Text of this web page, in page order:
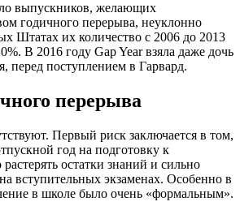
выпускников, желающих
годичного перерыва, неуклонно
Штатах их количество с 2006 до 2013
В 2016 году Gap Year взяла даже дочь
перед поступлением в Гарвард.
перерыва
Первый риск заключается в том,
год на подготовку к
остатки знаний и сильно
вступительных экзаменах. Особенно в
в школе было очень «формальным».